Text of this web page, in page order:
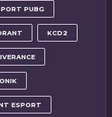
PUBG
KCD2
ESPORT